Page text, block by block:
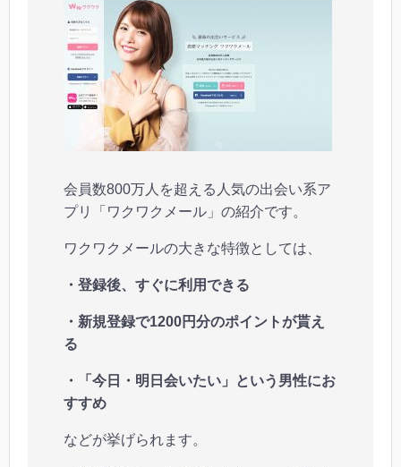
会員数800万人を超える人気の出会い系ア
プリ「ワクワクメール」の紹介です。
ワクワクメールの大きな特徴としては、
・登録後、すぐに利用できる
・新規登録で1200円分のポイントが貰え
る
・「今日・明日会いたい」という男性にお
すすめ
などが挙げられます。